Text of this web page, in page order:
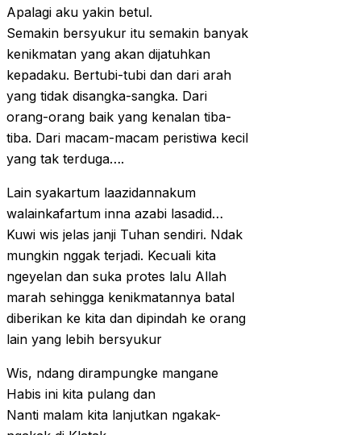
Apalagi aku yakin betul.
Semakin bersyukur itu semakin banyak
kenikmatan yang akan dijatuhkan
kepadaku. Bertubi-tubi dan dari arah
yang tidak disangka-sangka. Dari
orang-orang baik yang kenalan tiba-
tiba. Dari macam-macam peristiwa kecil
yang tak terduga….
Lain syakartum laazidannakum
walainkafartum inna azabi lasadid…
Kuwi wis jelas janji Tuhan sendiri. Ndak
mungkin nggak terjadi. Kecuali kita
ngeyelan dan suka protes lalu Allah
marah sehingga kenikmatannya batal
diberikan ke kita dan dipindah ke orang
lain yang lebih bersyukur
Wis, ndang dirampungke mangane
Habis ini kita pulang dan
Nanti malam kita lanjutkan ngakak-